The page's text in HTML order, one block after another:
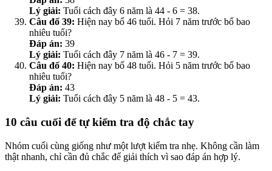
Lý giải: Tuổi cách đây 6 năm là 44 - 6 = 38.
Câu đố 39: Hiện nay bố 46 tuổi. Hỏi 7 năm trước bố bao
nhiêu tuổi?
Đáp án: 39
Lý giải: Tuổi cách đây 7 năm là 46 - 7 = 39.
Câu đố 40: Hiện nay bố 48 tuổi. Hỏi 5 năm trước bố bao
nhiêu tuổi?
Đáp án: 43
Lý giải: Tuổi cách đây 5 năm là 48 - 5 = 43.
10 câu cuối để tự kiểm tra độ chắc tay
Nhóm cuối cùng giống như một lượt kiểm tra nhẹ. Không cần làm
thật nhanh, chỉ cần đủ chắc để giải thích vì sao đáp án hợp lý.